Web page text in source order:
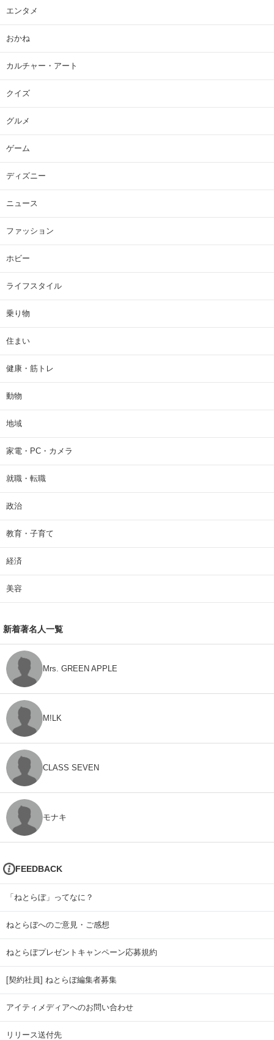
エンタメ
おかね
カルチャー・アート
クイズ
グルメ
ゲーム
ディズニー
ニュース
ファッション
ホビー
ライフスタイル
乗り物
住まい
健康・筋トレ
動物
地域
家電・PC・カメラ
就職・転職
政治
教育・子育て
経済
美容
新着著名人一覧
Mrs. GREEN APPLE
M!LK
CLASS SEVEN
モナキ
FEEDBACK
「ねとらぼ」ってなに？
ねとらぼへのご意見・ご感想
ねとらぼプレゼントキャンペーン応募規約
[契約社員] ねとらぼ編集者募集
アイティメディアへのお問い合わせ
リリース送付先